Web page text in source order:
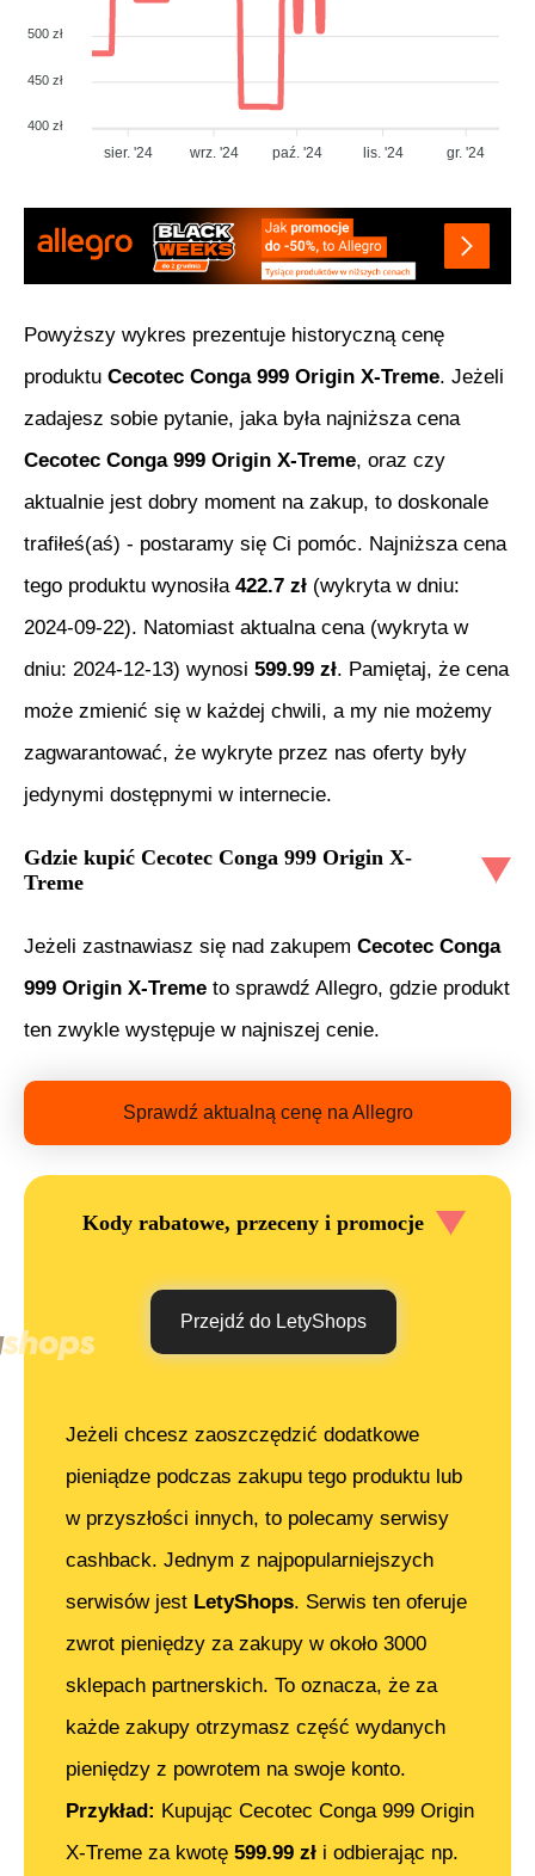
500 zł
450 zł
400 zł
sier. '24 wrz. '24 paź. '24 lis. '24 gr. '24
Powyższy wykres prezentuje historyczną cenę
produktu Cecotec Conga 999 Origin X-Treme. Jeżeli
zadajesz sobie pytanie, jaka była najniższa cena
Cecotec Conga 999 Origin X-Treme, oraz czy
aktualnie jest dobry moment na zakup, to doskonale
trafiłeś(aś) - postaramy się Ci pomóc. Najniższa cena
tego produktu wynosiła 422.7 zł (wykryta w dniu:
2024-09-22). Natomiast aktualna cena (wykryta w
dniu: 2024-12-13) wynosi 599.99 zł. Pamiętaj, że cena
może zmienić się w każdej chwili, a my nie możemy
zagwarantować, że wykryte przez nas oferty były
jedynymi dostępnymi w internecie.
Gdzie kupić Cecotec Conga 999 Origin X-
Treme
Jeżeli zastnawiasz się nad zakupem Cecotec Conga
999 Origin X-Treme to sprawdź Allegro, gdzie produkt
ten zwykle występuje w najniszej cenie.
Sprawdź aktualną cenę na Allegro
Kody rabatowe, przeceny i promocje
Przejdź do LetyShops
Jeżeli chcesz zaoszczędzić dodatkowe
pieniądze podczas zakupu tego produktu lub
w przyszłości innych, to polecamy serwisy
cashback. Jednym z najpopularniejszych
serwisów jest LetyShops. Serwis ten oferuje
zwrot pieniędzy za zakupy w około 3000
sklepach partnerskich. To oznacza, że za
każde zakupy otrzymasz część wydanych
pieniędzy z powrotem na swoje konto.
Przykład: Kupując Cecotec Conga 999 Origin
X-Treme za kwotę 599.99 zł i odbierając np.